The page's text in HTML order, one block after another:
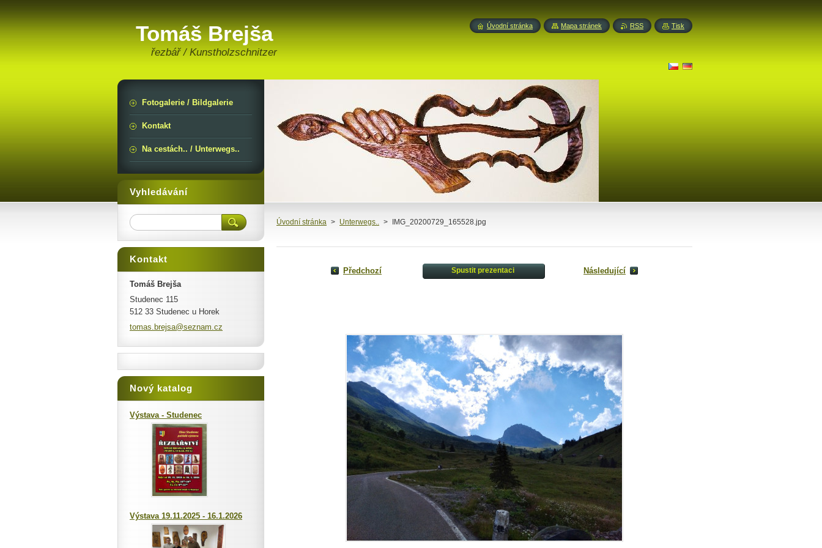
Tomáš Brejša
řezbář / Kunstholzschnitzer
Úvodní stránka > Unterwegs.. > IMG_20200729_165528.jpg
Předchozí Spustit prezentaci Následující
Fotogalerie / Bildgalerie
Kontakt
Na cestách.. / Unterwegs..
Vyhledávání
Kontakt
Tomáš Brejša
Studenec 115
512 33 Studenec u Horek
tomas.brejsa@seznam.cz
Nový katalog
Výstava - Studenec
Výstava 19.11.2025 - 16.1.2026
Úvodní stránka Mapa stránek RSS Tisk